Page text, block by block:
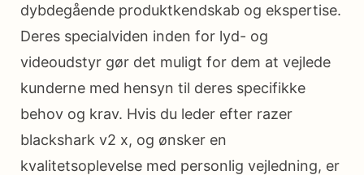
dybdegående produktkendskab og ekspertise.
Deres specialviden inden for lyd- og
videoudstyr gør det muligt for dem at vejlede
kunderne med hensyn til deres specifikke
behov og krav. Hvis du leder efter razer
blackshark v2 x, og ønsker en
kvalitetsoplevelse med personlig vejledning, er